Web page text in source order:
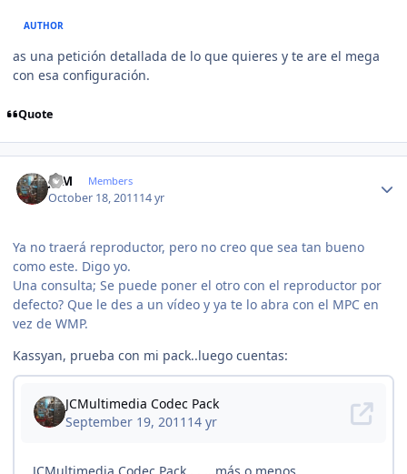
AUTHOR
as una petición detallada de lo que quieres y te are el mega
con esa configuración.
Quote
JCM Members
October 18, 201114 yr
Ya no traerá reproductor, pero no creo que sea tan bueno
como este. Digo yo.
Una consulta; Se puede poner el otro con el reproductor por
defecto? Que le des a un vídeo y ya te lo abra con el MPC en
vez de WMP.
Kassyan, prueba con mi pack..luego cuentas: